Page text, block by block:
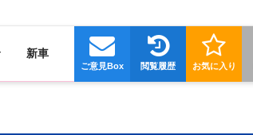
新車
お気に入り
閲覧履歴
ご意見Box